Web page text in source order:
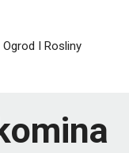
Ogrod I Rosliny